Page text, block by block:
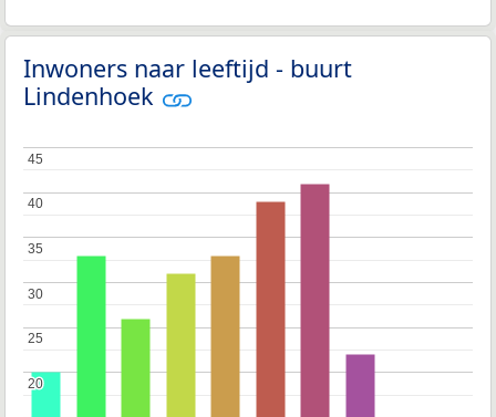
Inwoners naar leeftijd - buurt
Lindenhoek
20
20
25
25
30
30
35
35
40
40
45
45